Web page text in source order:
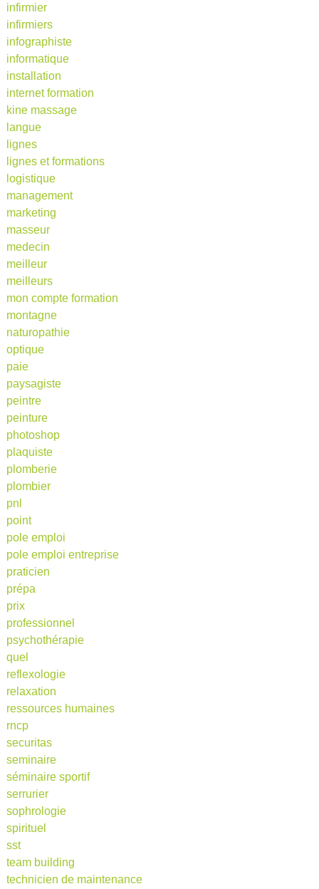
infirmier
infirmiers
infographiste
informatique
installation
internet formation
kine massage
langue
lignes
lignes et formations
logistique
management
marketing
masseur
medecin
meilleur
meilleurs
mon compte formation
montagne
naturopathie
optique
paie
paysagiste
peintre
peinture
photoshop
plaquiste
plomberie
plombier
pnl
point
pole emploi
pole emploi entreprise
praticien
prépa
prix
professionnel
psychothérapie
quel
reflexologie
relaxation
ressources humaines
rncp
securitas
seminaire
séminaire sportif
serrurier
sophrologie
spirituel
sst
team building
technicien de maintenance